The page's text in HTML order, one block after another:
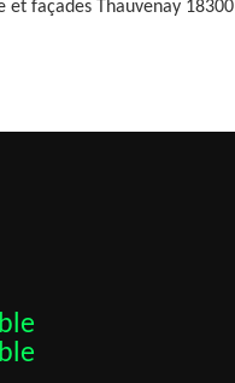
et façades Thauvenay 18300